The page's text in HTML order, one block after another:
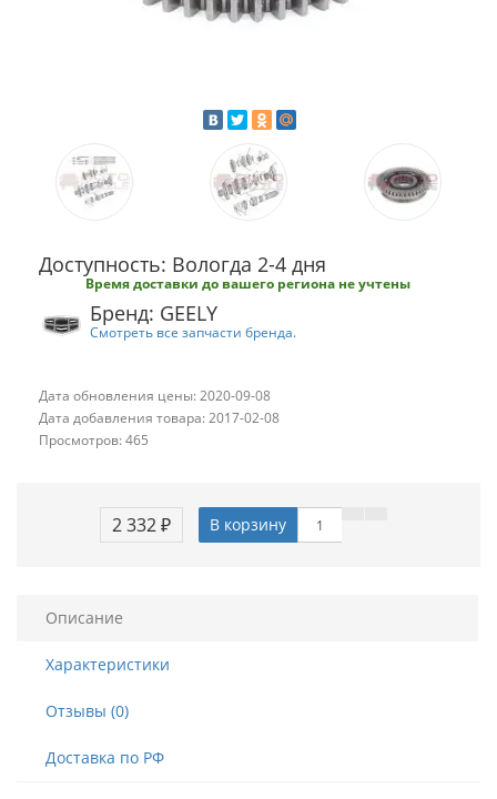
Доступность: Вологда 2-4 дня
Время доставки до вашего региона не учтены
Бренд: GEELY
Смотреть все запчасти бренда.
Дата обновления цены: 2020-09-08
Дата добавления товара: 2017-02-08
Просмотров: 465
2 332 ₽ В корзину
Описание
Характеристики
Отзывы (0)
Доставка по РФ